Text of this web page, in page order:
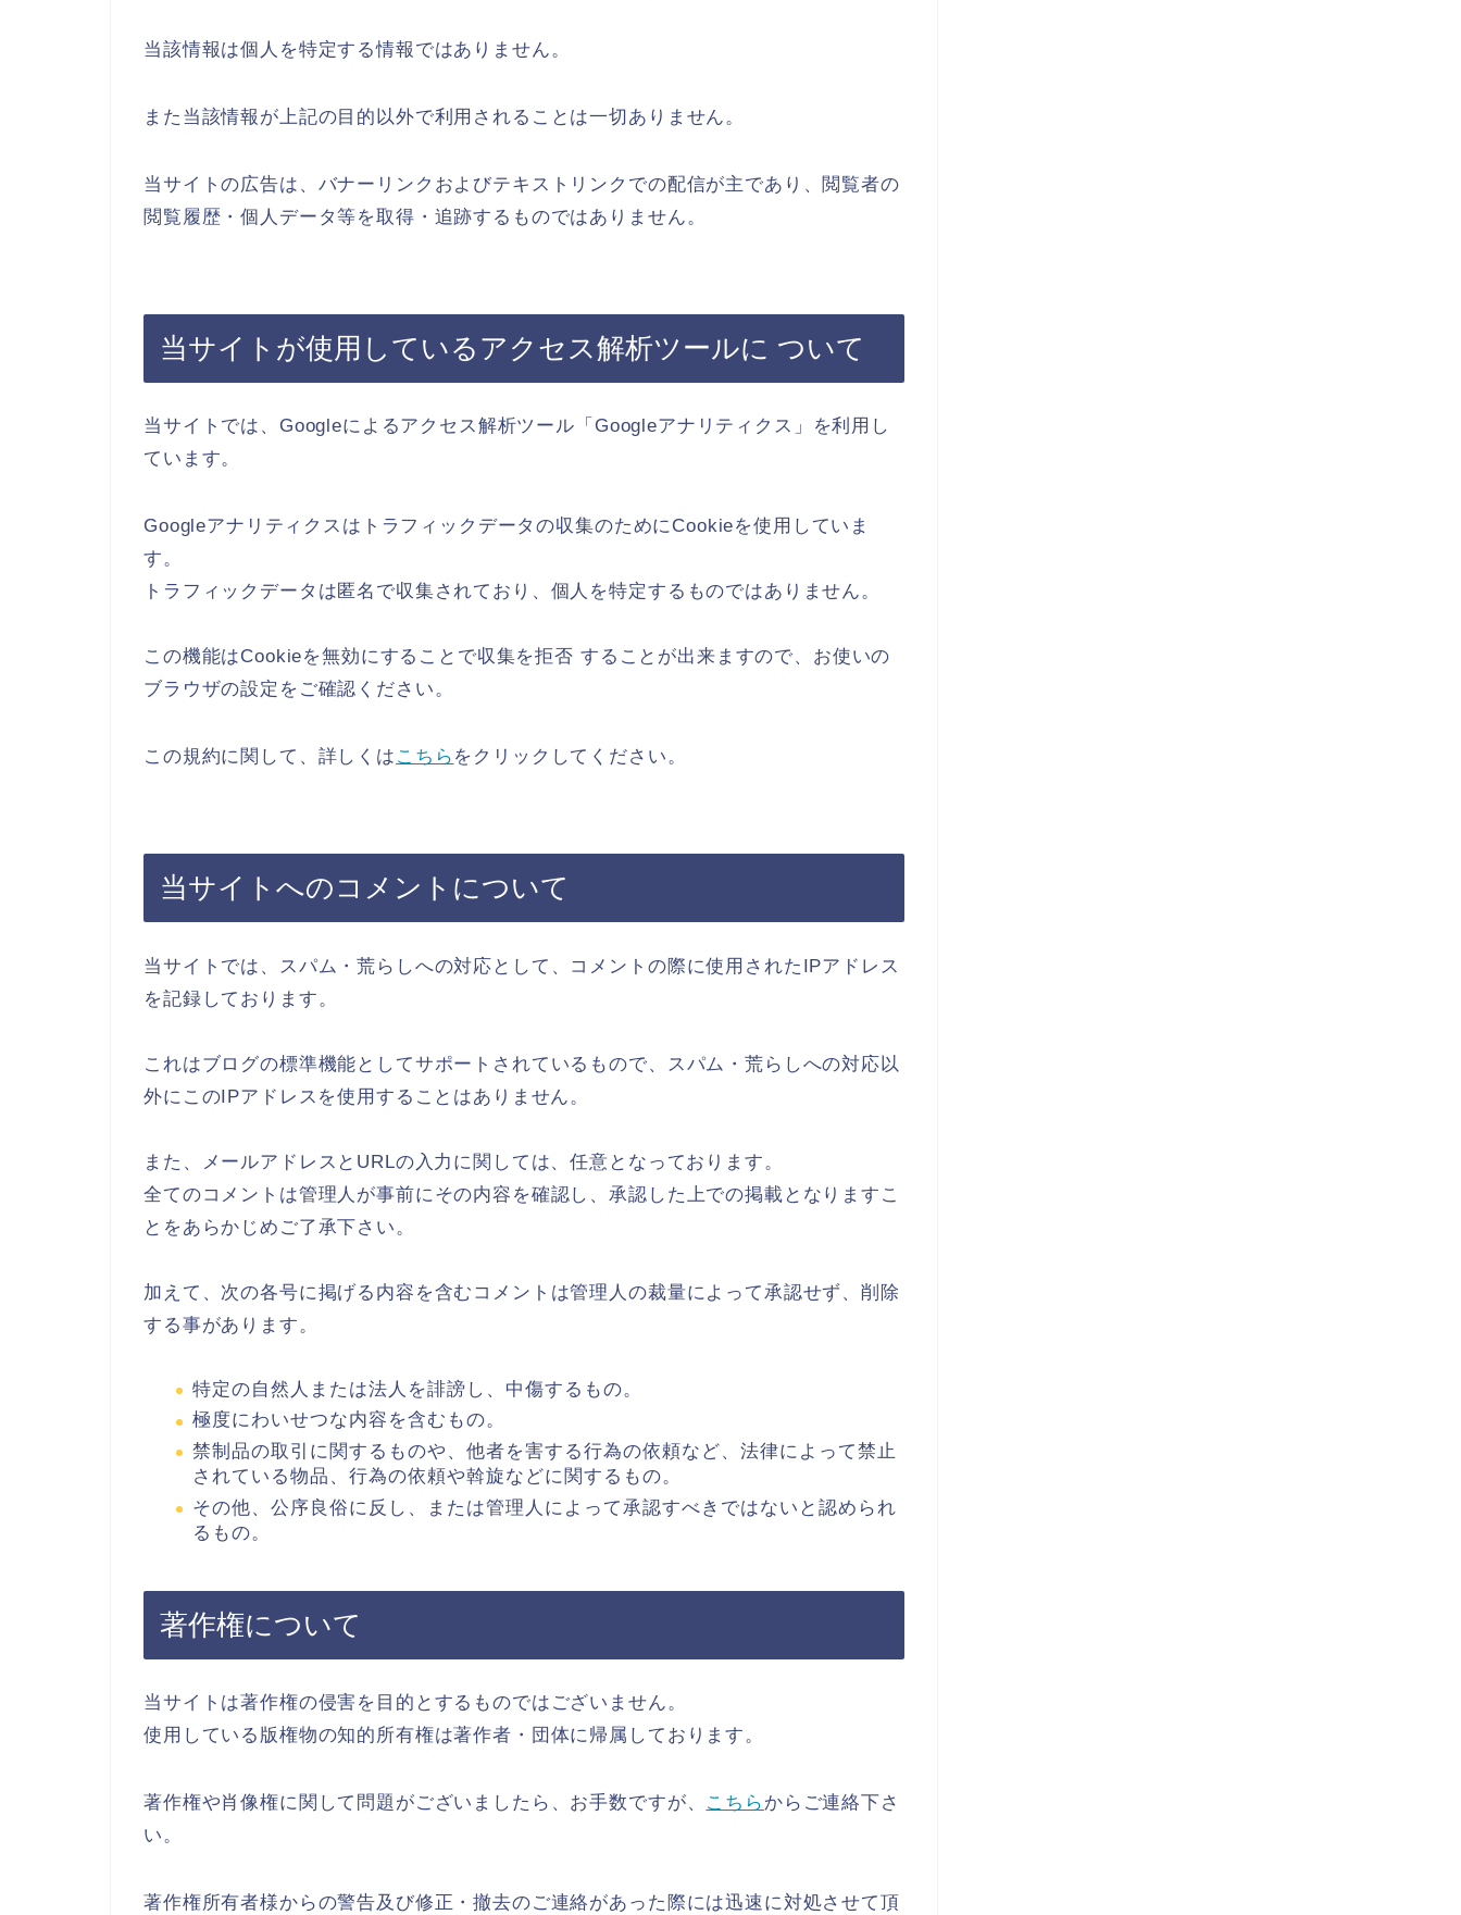
当該情報は個人を特定する情報ではありません。
また当該情報が上記の目的以外で利用されることは一切ありません。
当サイトの広告は、バナーリンクおよびテキストリンクでの配信が主であり、閲覧者の
閲覧履歴・個人データ等を取得・追跡するものではありません。
当サイトが使用しているアクセス解析ツールに ついて
当サイトでは、Googleによるアクセス解析ツール「Googleアナリティクス」を利用し
ています。
Googleアナリティクスはトラフィックデータの収集のためにCookieを使用していま
す。
トラフィックデータは匿名で収集されており、個人を特定するものではありません。
この機能はCookieを無効にすることで収集を拒否 することが出来ますので、お使いの
ブラウザの設定をご確認ください。
この規約に関して、詳しくは こちら をクリックしてください。
当サイトへのコメントについて
当サイトでは、スパム・荒らしへの対応として、コメントの際に使用されたIPアドレス
を記録しております。
これはブログの標準機能としてサポートされているもので、スパム・荒らしへの対応以
外にこのIPアドレスを使用することはありません。
また、メールアドレスとURLの入力に関しては、任意となっております。
全てのコメントは管理人が事前にその内容を確認し、承認した上での掲載となりますこ
とをあらかじめご了承下さい。
加えて、次の各号に掲げる内容を含むコメントは管理人の裁量によって承認せず、削除
する事があります。
特定の自然人または法人を誹謗し、中傷するもの。
極度にわいせつな内容を含むもの。
禁制品の取引に関するものや、他者を害する行為の依頼など、法律によって禁止
されている物品、行為の依頼や斡旋などに関するもの。
その他、公序良俗に反し、または管理人によって承認すべきではないと認められ
るもの。
著作権について
当サイトは著作権の侵害を目的とするものではございません。
使用している版権物の知的所有権は著作者・団体に帰属しております。
著作権や肖像権に関して問題がございましたら、お手数ですが、 こちら からご連絡下さ
い。
著作権所有者様からの警告及び修正・撤去のご連絡があった際には迅速に対処させて頂